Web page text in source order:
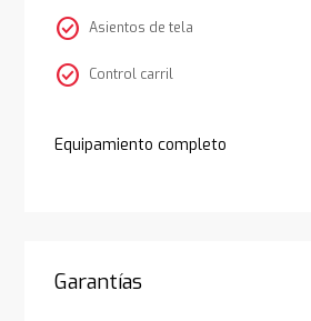
check_circle Asientos de tela
check_circle Control carril
Equipamiento completo
Garantías